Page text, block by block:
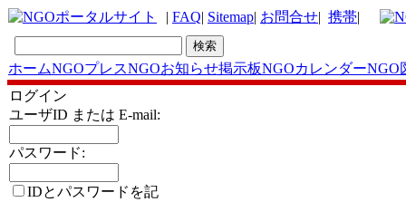
| FAQ| Sitemap| お問合せ| 携帯|
ホームNGOプレスNGOお知らせ掲示板NGOカレンダーNGO
ログイン
ユーザID または E-mail:
パスワード:
IDとパスワードを記